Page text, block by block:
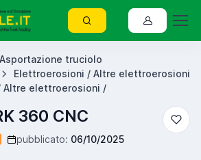
truciolo
Elettroerosioni / Altre elettroerosioni
Altre elettroerosioni /
360 CNC
pubblicato: 06/10/2025